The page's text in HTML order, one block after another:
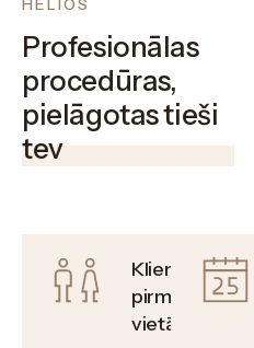
HELIOS
Profesionālas
procedūras,
pielāgotas tieši
tev
Klients
pirmajā
vietā